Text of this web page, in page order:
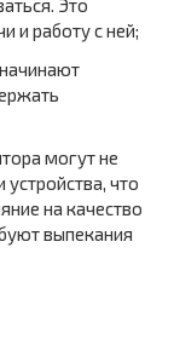
Это
и работу с ней;
могут не
что
на качество
выпекания